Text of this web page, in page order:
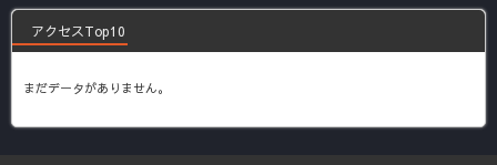
アクセスTop10
まだデータがありません。